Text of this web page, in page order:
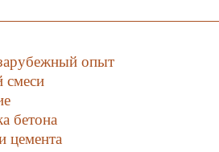
опыт
смеси
бетона
цемента